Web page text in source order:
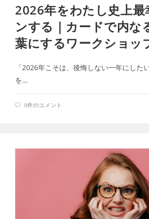
2026年をわたし史上最
ンする｜カードで内な
葉にするワークショッ
「2026年こそは、後悔しない一年にした
を…
0件のコメント